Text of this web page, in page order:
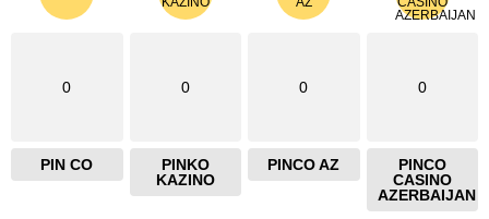
0
PIN CO
0
PINKO
KAZINO
0
PINCO AZ
0
PINCO
CASINO
AZERBAIJAN